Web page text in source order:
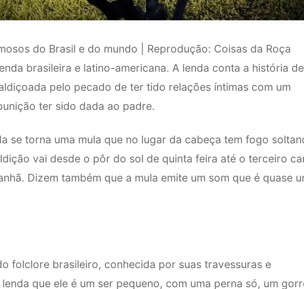
do Brasil e do mundo | Reprodução: Coisas da Roça
brasileira e latino-americana. A lenda conta a história de
pelo pecado de ter tido relações íntimas com um
ter sido dada ao padre.
se torna uma mula que no lugar da cabeça tem fogo
vai desde o pôr do sol de quinta feira até o terceiro
Dizem também que a mula emite um som que é quase
folclore brasileiro, conhecida por suas travessuras e
que ele é um ser pequeno, com uma perna só, um